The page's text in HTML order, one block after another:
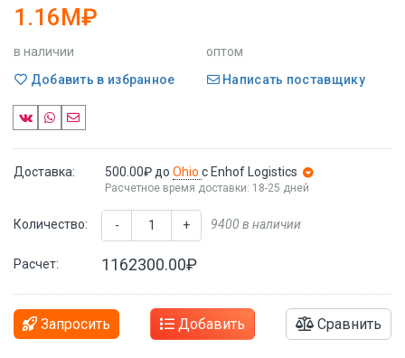
1.16M₽
в наличии
оптом
Добавить в избранное
Написать поставщику
Доставка: 500.00₽ до Ohio с Enhof Logistics
Расчетное время доставки: 18-25 дней
Количество: - + 9400 в наличии
Расчет: 1162300.00₽
Запросить Добавить Сравнить